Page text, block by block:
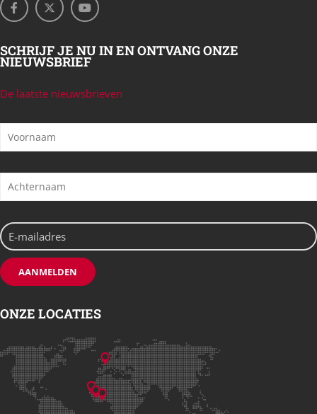
SCHRIJF JE NU IN EN ONTVANG ONZE
NIEUWSBRIEF
De laatste nieuwsbrieven
ONZE LOCATIES